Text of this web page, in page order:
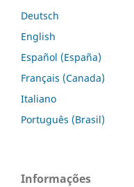
Deutsch
English
Español (España)
Français (Canada)
Italiano
Português (Brasil)
Informações